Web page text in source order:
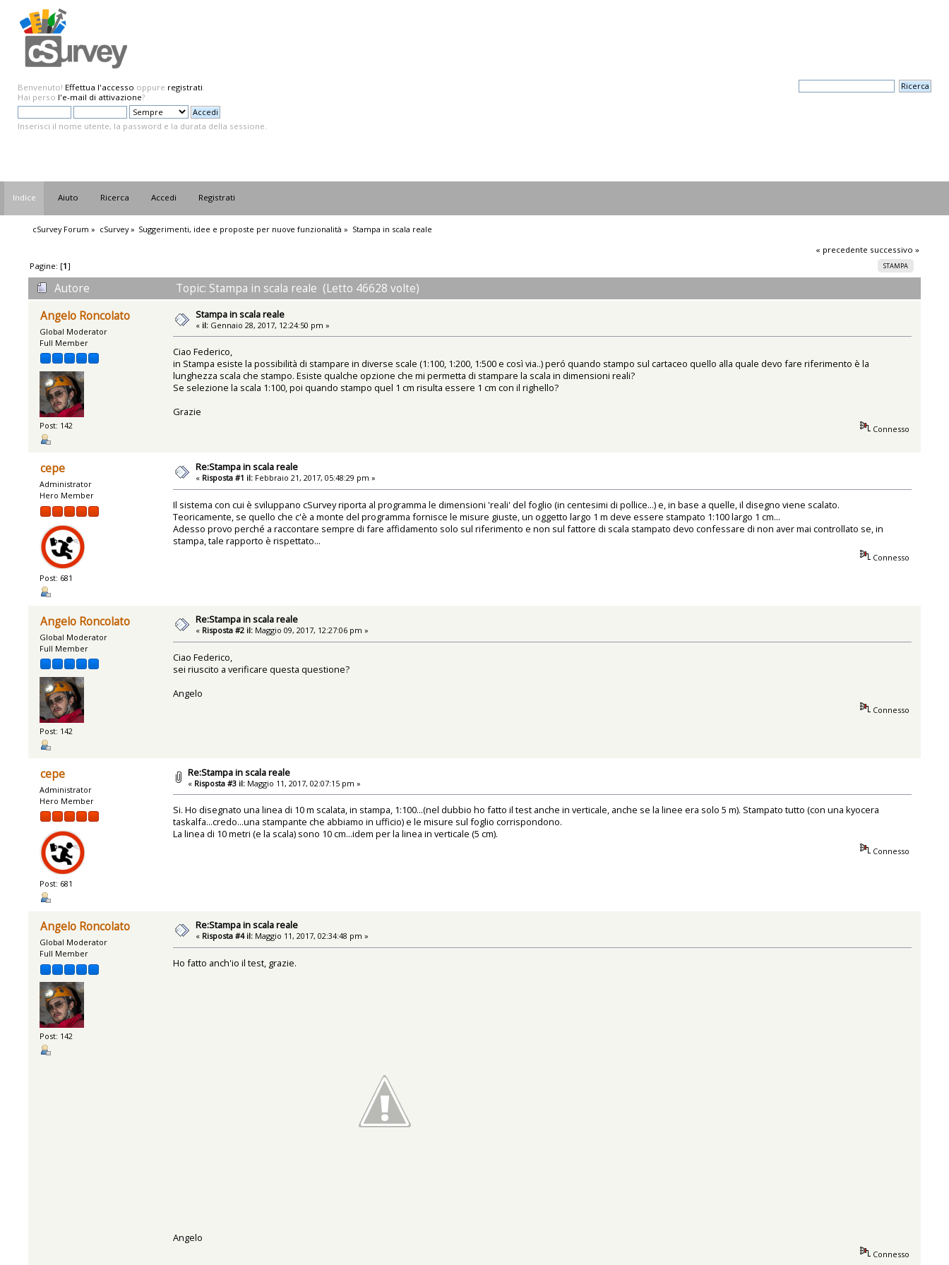
Benvenuto! Effettua l'accesso oppure registrati.
Hai perso l'e-mail di attivazione?
Inserisci il nome utente, la password e la durata della sessione.
Indice Aiuto Ricerca Accedi Registrati
cSurvey Forum » cSurvey» Suggerimenti, idee e proposte per nuove funzionalità » Stampa in scala reale
« precedente successivo »
STAMPA
Pagine: [1]
Autore
Topic: Stampa in scala reale (Letto 46628 volte)
Angelo Roncolato
Global Moderator
Full Member
Post: 142
Stampa in scala reale
« il: Gennaio 28, 2017, 12:24:50 pm »
Ciao Federico,
in Stampa esiste la possibilità di stampare in diverse scale (1:100, 1:200, 1:500 e così via..) peró quando stampo sul cartaceo quello alla quale devo fare riferimento è la
lunghezza scala che stampo. Esiste qualche opzione che mi permetta di stampare la scala in dimensioni reali?
Se selezione la scala 1:100, poi quando stampo quel 1 cm risulta essere 1 cm con il righello?
Grazie
Connesso
cepe
Administrator
Hero Member
Post: 681
Re:Stampa in scala reale
« Risposta #1 il: Febbraio 21, 2017, 05:48:29 pm »
Il sistema con cui è sviluppano cSurvey riporta al programma le dimensioni 'reali' del foglio (in centesimi di pollice...) e, in base a quelle, il disegno viene scalato.
Teoricamente, se quello che c'è a monte del programma fornisce le misure giuste, un oggetto largo 1 m deve essere stampato 1:100 largo 1 cm...
Adesso provo perché a raccontare sempre di fare affidamento solo sul riferimento e non sul fattore di scala stampato devo confessare di non aver mai controllato se, in
stampa, tale rapporto è rispettato...
Connesso
Angelo Roncolato
Global Moderator
Full Member
Post: 142
Re:Stampa in scala reale
« Risposta #2 il: Maggio 09, 2017, 12:27:06 pm »
Ciao Federico,
sei riuscito a verificare questa questione?
Angelo
Connesso
cepe
Administrator
Hero Member
Post: 681
Re:Stampa in scala reale
« Risposta #3 il: Maggio 11, 2017, 02:07:15 pm »
Si. Ho disegnato una linea di 10 m scalata, in stampa, 1:100...(nel dubbio ho fatto il test anche in verticale, anche se la linee era solo 5 m). Stampato tutto (con una kyocera
taskalfa...credo...una stampante che abbiamo in ufficio) e le misure sul foglio corrispondono.
La linea di 10 metri (e la scala) sono 10 cm...idem per la linea in verticale (5 cm).
Connesso
Angelo Roncolato
Global Moderator
Full Member
Post: 142
Re:Stampa in scala reale
« Risposta #4 il: Maggio 11, 2017, 02:34:48 pm »
Ho fatto anch'io il test, grazie.
Angelo
Connesso